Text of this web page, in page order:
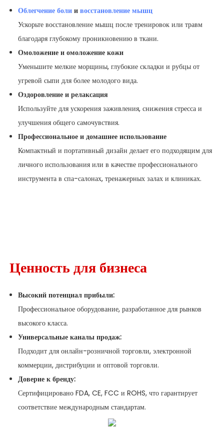
Облегчение болии восстановление мышц
Ускорьте восстановление мышц после тренировок или травм
благодаря глубокому проникновению в ткани.
Омоложение и омоложение кожи
Уменьшите мелкие морщины, глубокие складки и рубцы от
угревой сыпи для более молодого вида.
Оздоровление и релаксация
Используйте для ускорения заживления, снижения стресса и
улучшения общего самочувствия.
Профессиональное и домашнее использование
Компактный и портативный дизайн делает его подходящим для
личного использования или в качестве профессионального
инструмента в спа-салонах, тренажерных залах и клиниках.
Ценность для бизнеса
Высокий потенциал прибыли:
Профессиональное оборудование, разработанное для рынков
высокого класса.
Универсальные каналы продаж:
Подходит для онлайн-розничной торговли, электронной
коммерции, дистрибуции и оптовой торговли.
Доверие к бренду:
Сертифицировано FDA, CE, FCC и ROHS, что гарантирует
соответствие международным стандартам.